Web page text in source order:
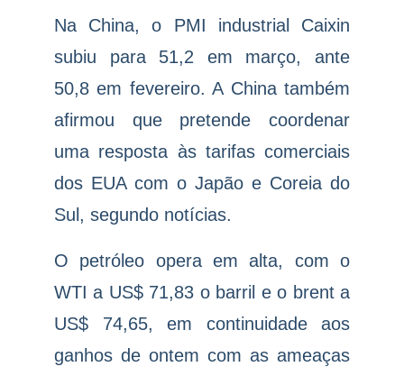
Na China, o PMI industrial Caixin
subiu para 51,2 em março, ante
50,8 em fevereiro. A China também
afirmou que pretende coordenar
uma resposta às tarifas comerciais
dos EUA com o Japão e Coreia do
Sul, segundo notícias.
O petróleo opera em alta, com o
WTI a US$ 71,83 o barril e o brent a
US$ 74,65, em continuidade aos
ganhos de ontem com as ameaças